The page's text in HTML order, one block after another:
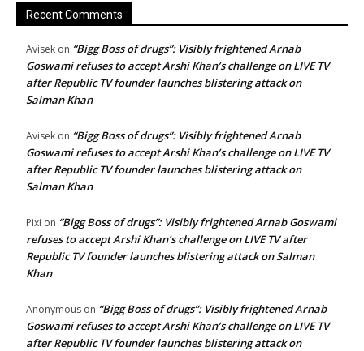
Recent Comments
Avisek on “Bigg Boss of drugs”: Visibly frightened Arnab
Goswami refuses to accept Arshi Khan’s challenge on LIVE TV
after Republic TV founder launches blistering attack on
Salman Khan
Avisek on “Bigg Boss of drugs”: Visibly frightened Arnab
Goswami refuses to accept Arshi Khan’s challenge on LIVE TV
after Republic TV founder launches blistering attack on
Salman Khan
Pixi on “Bigg Boss of drugs”: Visibly frightened Arnab Goswami
refuses to accept Arshi Khan’s challenge on LIVE TV after
Republic TV founder launches blistering attack on Salman
Khan
Anonymous on “Bigg Boss of drugs”: Visibly frightened Arnab
Goswami refuses to accept Arshi Khan’s challenge on LIVE TV
after Republic TV founder launches blistering attack on